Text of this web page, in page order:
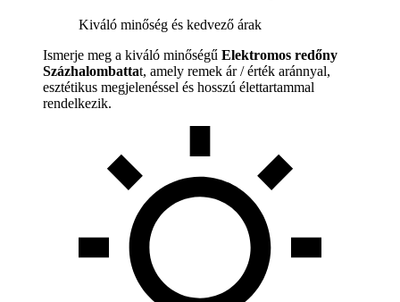
Kiváló minőség és kedvező árak
Ismerje meg a kiváló minőségű Elektromos redőny
Százhalombattat, amely remek ár / érték aránnyal,
esztétikus megjelenéssel és hosszú élettartammal
rendelkezik.